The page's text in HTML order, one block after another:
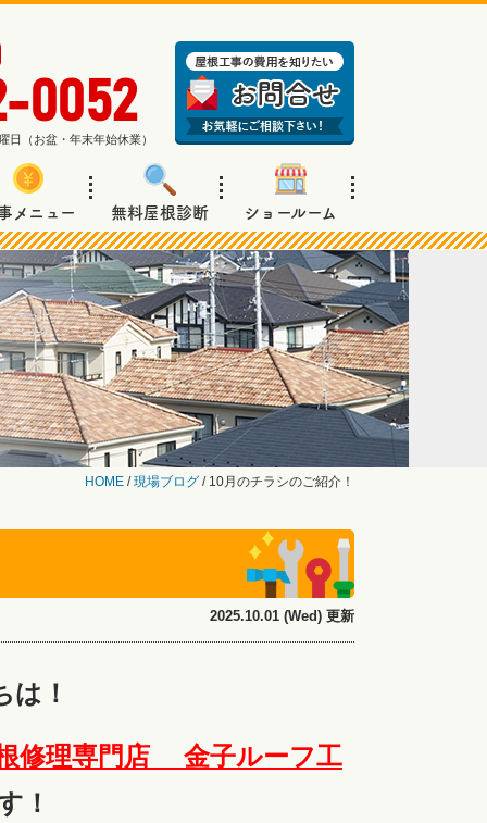
0052
（お盆・年末年始休業）
メニュー 無料屋根診断 ショールーム
HOME /現場ブログ / 10月のチラシのご紹介！
2025.10.01 (Wed) 更新
は！
修理専門店 金子ルーフ工
！